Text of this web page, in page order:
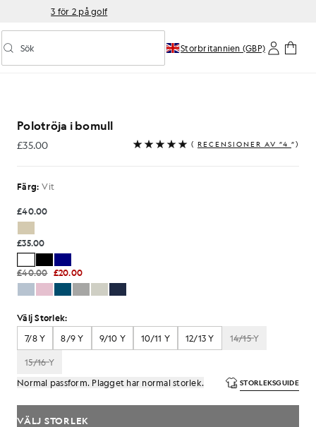
3 för 2 på golf
Aktivera/inaktivera prediktiv sökning
Sök Storbritannien (GBP)
Polotröja i bomull
£35.00
£35.00 ( RECENSIONER AV ”4 ”)
Färg: Vit
£40.00
£35.00
£40.00 £20.00
Välj Storlek:
7/8 Y
8/9 Y 9/10 Y 10/11 Y 12/13 Y 14/15 Y
15/16 Y
Normal passform. Plagget har normal storlek.
STORLEKSGUIDE
VÄLJ STORLEK